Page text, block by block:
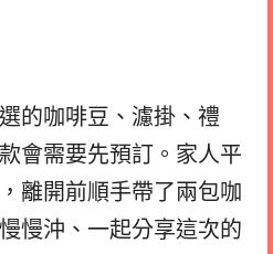
的咖啡豆、濾掛、禮
會需要先預訂。家人平
離開前順手帶了兩包咖
慢沖、一起分享這次的